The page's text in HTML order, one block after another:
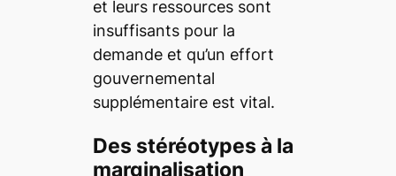
et leurs ressources sont
insuffisants pour la
demande et qu’un effort
gouvernemental
supplémentaire est vital.
Des stéréotypes à la
marginalisation